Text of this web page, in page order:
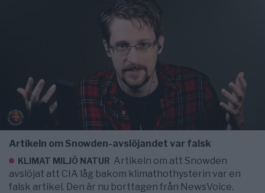
Artikeln om Snowden-avslöjandet var falsk
KLIMAT MILJÖ NATUR Artikeln om att Snowden
avslöjat att CIA låg bakom klimathothysterin var en
falsk artikel. Den är nu borttagen från NewsVoice.